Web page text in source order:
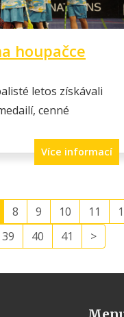
houpačce
letos získávali
cenné
Více informací
8 9 10 11
39 40 41 >